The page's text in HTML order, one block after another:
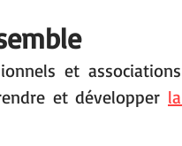
et associations
et développer la